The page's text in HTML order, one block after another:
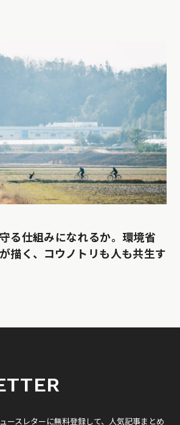
る仕組みになれるか。環境省
描く、コウノトリも人も共生す
ースレターに無料登録して、人気記事まとめ